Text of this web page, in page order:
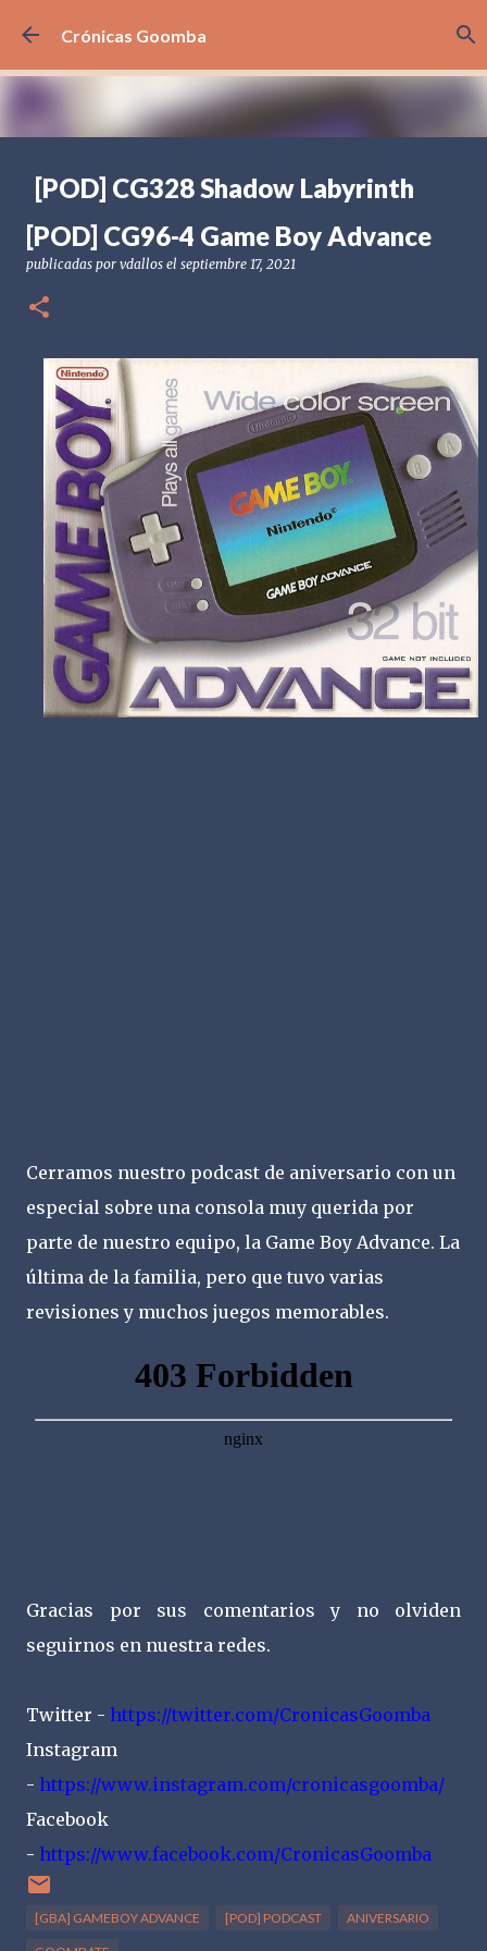
Ir al contenido principal
Crónicas Goomba
[POD] CG328 Shadow Labyrinth
[PS5] PLAYSTATION 5
[POD] CG96-4 Game Boy Advance
publicadas por vdallos el septiembre 17, 2021
Cerramos nuestro podcast de aniversario con un
especial sobre una consola muy querida por
parte de nuestro equipo, la Game Boy Advance. La
última de la familia, pero que tuvo varias
revisiones y muchos juegos memorables.
Gracias por sus comentarios y no olviden
seguirnos en nuestra redes.
Twitter - https://twitter.com/CronicasGoomba
Instagram
- https://www.instagram.com/cronicasgoomba/
Facebook
- https://www.facebook.com/CronicasGoomba
[GBA] GAMEBOY ADVANCE [POD] PODCAST ANIVERSARIO